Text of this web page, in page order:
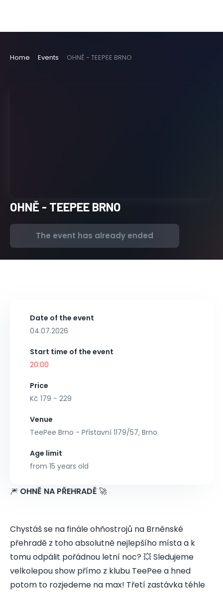
Home Events OHNĚ - TEEPEE BRNO
OHNĚ - TEEPEE BRNO
The event has already ended
Date of the event
04.07.2026
Start time of the event
20:00
Price
Kč 179 - 229
Venue
TeePee Brno - Přístavní 1179/57, Brno
Age limit
from 15 years old
🎆 OHNĚ NA PŘEHRADĚ 🚀
Chystáš se na finále ohňostrojů na Brněnské
přehradě z toho absolutně nejlepšího místa a k
tomu odpálit pořádnou letní noc? 💥 Sledujeme
velkolepou show přímo z klubu TeePee a hned
potom to rozjedeme na max! Třetí zastávka téhle